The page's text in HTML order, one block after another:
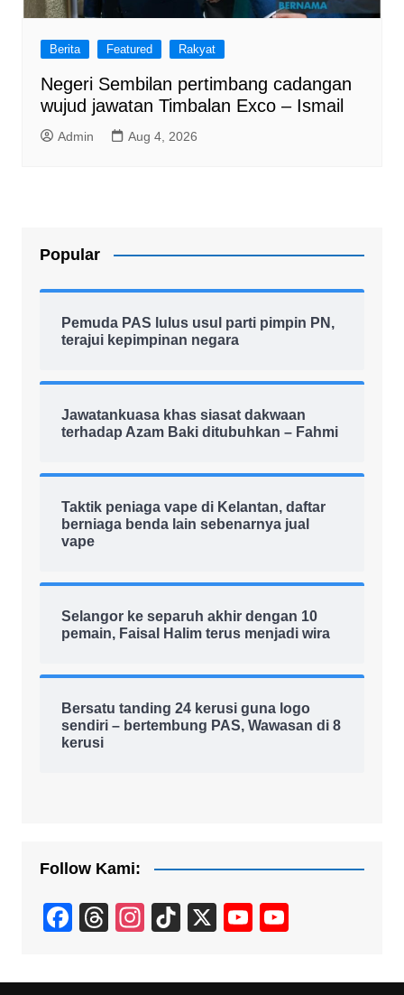
Berita Featured Rakyat
Negeri Sembilan pertimbang cadangan
wujud jawatan Timbalan Exco – Ismail
Admin Aug 4, 2026
Popular
Pemuda PAS lulus usul parti pimpin PN,
terajui kepimpinan negara
Jawatankuasa khas siasat dakwaan
terhadap Azam Baki ditubuhkan – Fahmi
Taktik peniaga vape di Kelantan, daftar
berniaga benda lain sebenarnya jual
vape
Selangor ke separuh akhir dengan 10
pemain, Faisal Halim terus menjadi wira
Bersatu tanding 24 kerusi guna logo
sendiri – bertembung PAS, Wawasan di 8
kerusi
Follow Kami:
F
c
T
e
In
a
Ti
T
X
Y
u
u